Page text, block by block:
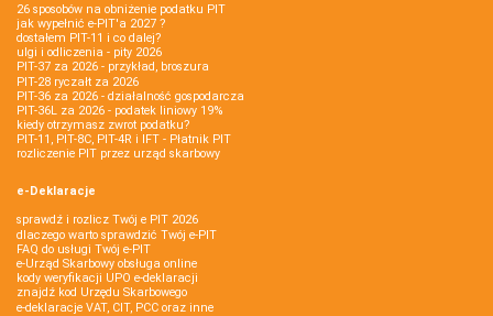
26 sposobów na obniżenie podatku PIT
jak wypełnić e-PIT'a 2027 ?
dostałem PIT-11 i co dalej?
ulgi i odliczenia - pity 2026
PIT-37 za 2026 - przykład, broszura
PIT-28 ryczałt za 2026
PIT-36 za 2026 - działalność gospodarcza
PIT-36L za 2026 - podatek liniowy 19%
kiedy otrzymasz zwrot podatku?
PIT-11, PIT-8C, PIT-4R i IFT - Płatnik PIT
rozliczenie PIT przez urząd skarbowy
e-Deklaracje
sprawdź i rozlicz Twój e PIT 2026
dlaczego warto sprawdzić Twój e-PIT
FAQ do usługi Twój e-PIT
e-Urząd Skarbowy obsługa online
kody weryfikacji UPO e-deklaracji
znajdź kod Urzędu Skarbowego
e-deklaracje VAT, CIT, PCC oraz inne